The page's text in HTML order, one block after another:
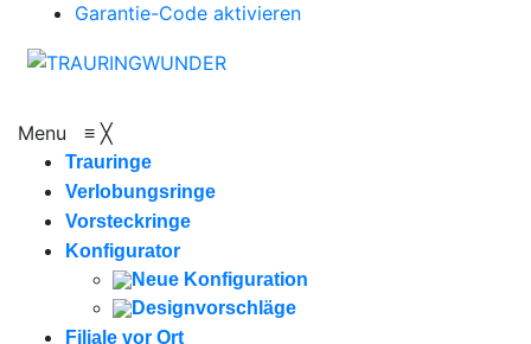
Garantie-Code aktivieren
Menu ≡ ╳
Trauringe
Verlobungsringe
Vorsteckringe
Konfigurator
Neue Konfiguration
Designvorschläge
Filiale vor Ort